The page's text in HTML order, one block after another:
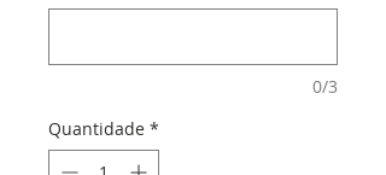
0/3
Quantidade *